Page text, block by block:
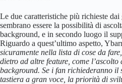
Le due caratteristiche più richieste
sembrano essere la possibilità di
background, e in secondo luogo il
Riguardo a quest’ultimo aspetto,
sicuramente nella lista di cose da
dietro ad altre feature, come l’ascolto
background. Se i fan richiederanno il
tastiera a gran voce, la priorità di